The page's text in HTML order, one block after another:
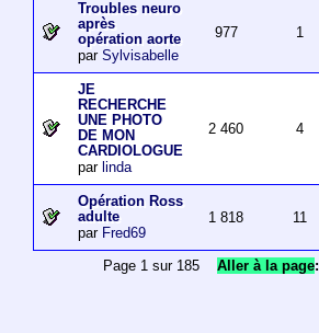
Troubles neuro
après
opération aorte
par Sylvisabelle
977 1
JE
RECHERCHE
UNE PHOTO
DE MON
CARDIOLOGUE
par linda
2 460 4
Opération Ross
adulte
par Fred69
1 818 11
Page 1 sur 185Aller à la page: